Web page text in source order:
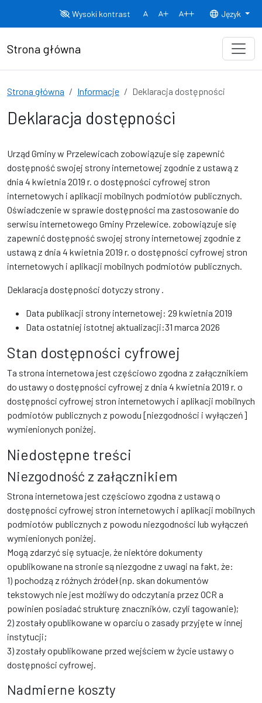
Wysoki kontrast
Normalny rozmiar czcionki
Rozmiar czcionki 150% Rozmiar
Język
Strona główna
Strona główna Informacje Deklaracja dostępności
Deklaracja dostępności
Urząd Gminy w Przelewicach zobowiązuje się zapewnić
dostępność swojej strony internetowej zgodnie z ustawą z
dnia 4 kwietnia 2019 r. o dostępności cyfrowej stron
internetowych i aplikacji mobilnych podmiotów publicznych.
Oświadczenie w sprawie dostępności ma zastosowanie do
serwisu internetowego Gminy Przelewice. zobowiązuje się
zapewnić dostępność swojej strony internetowej zgodnie z
ustawą z dnia 4 kwietnia 2019 r. o dostępności cyfrowej stron
internetowych i aplikacji mobilnych podmiotów publicznych.
Deklaracja dostępności dotyczy strony .
Data publikacji strony internetowej: 29 kwietnia 2019
Data ostatniej istotnej aktualizacji:31 marca 2026
Stan dostępności cyfrowej
Ta strona internetowa jest częściowo zgodna z załącznikiem
do ustawy o dostępności cyfrowej z dnia 4 kwietnia 2019 r. o
dostępności cyfrowej stron internetowych i aplikacji mobilnych
podmiotów publicznych z powodu [niezgodności i wyłączeń]
wymienionych poniżej.
Niedostępne treści
Niezgodność z załącznikiem
Strona internetowa jest częściowo zgodna z ustawą o
dostępności cyfrowej stron internetowych i aplikacji mobilnych
podmiotów publicznych z powodu niezgodności lub wyłączeń
wymienionych poniżej.
Mogą zdarzyć się sytuacje, że niektóre dokumenty
opublikowane na stronie są niezgodne z uwagi na fakt, że:
1) pochodzą z różnych źródeł (np. skan dokumentów
tekstowych nie jest możliwy do odczytania przez OCR a
powinien posiadać strukturę znaczników, czyli tagowanie);
2) zostały opublikowane w oparciu o zasady przyjęte w innej
instytucji;
3) zostały opublikowane przed wejściem w życie ustawy o
dostępności cyfrowej.
Nadmierne koszty